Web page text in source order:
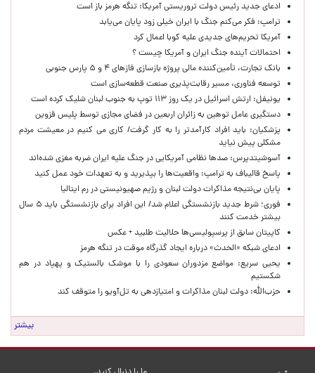
ادعای جدید رئیس دولت تروریستی آمریکا: تنگه هرمز باز است
ترامپ: فکر می‌کنم جنگ با ایران خیلی زود پایان می‌یابد
آمریکا تحریم‌های جدیدی علیه کوبا اعمال کرد
احتمالات آینده جنگ ایران و آمریکا چیست ؟
بانک تجارت، تأمین‌کننده مالی پروژه بازسازی فازهای ۴ و ۵ پارس جنوبی
توسعه فناوری، مسیر رقابت‌پذیری صنعت قطعه‌سازی است
یونیفل: ارتش اسرائیل در یک روز ۱۱۳ توپ به جنوب لبنان شلیک کرده است
دستگیری عامل توهین به زائران اربعین در فضای مجازی توسط پلیس قزوین
پزشکیان: باید افراد کارآمدتر را به کار گرفت/ کاری می کنیم در معیشت مردم
مشکلی پیش نیاید
آسوشیتدپرس: صدها نظامی آمریکایی در جنگ علیه ایران ضربه مغزی شده‌اند
پاسخ قالیباف به ترامپ: واقعیت‌ها را بپذیرید و به تعهدات خود عمل کنید
پایان بی‌نتیجه مذاکرات دولت لبنان و رژیم صهیونیستی در رم ایتالیا
فوری؛ شرط جدید بازنشستگی اعلام شد/ این افراد برای بازنشستگی باید ۵ سال
بیشتر خدمت کنند
کاپیتان سابق از پرسپولیسی‌ها حلالیت طلبید + عکس
ادعای شبکه «الحدث» درباره ایجاد گذرگاه موقت در تنگه هرمز
یحیی سریع: مواضع مزدوران سعودی را با موشک بالستیک و پهپاد در هم
شکستیم
حزب‌الله: دولت لبنان مذاکرات و امتیازدهی به تل‌آویو را متوقف کند
بیشتر